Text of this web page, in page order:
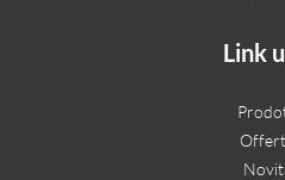
Link